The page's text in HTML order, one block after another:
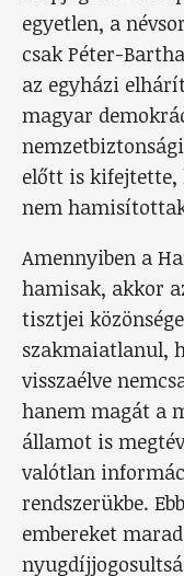
egyetlen, a
csak Péter-
az egyházi
magyar
előtt is kifejtette,
nem
Amennyiben a
hamisak, akkor
tisztjei
szakmaiatlanul,
visszaélve
hanem magát a
államot is
valótlan
rendszerükbe.
embereket